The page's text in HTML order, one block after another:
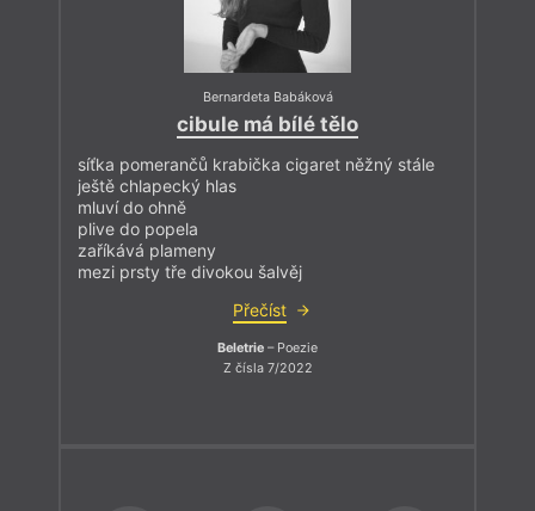
Bernardeta Babáková
cibule má bílé tělo
síťka pomerančů krabička cigaret něžný stále
ještě chlapecký hlas
mluví do ohně
plive do popela
zaříkává plameny
mezi prsty tře divokou šalvěj
Přečíst
Beletrie – Poezie
Z čísla 7/2022